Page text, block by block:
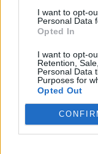
I want to opt-
Personal Data
Opted In
I want to opt-
Retention,
Personal Data
Purposes for
Opted Out
Actus Info
Pourquoi le
des voitures
Auto Pour